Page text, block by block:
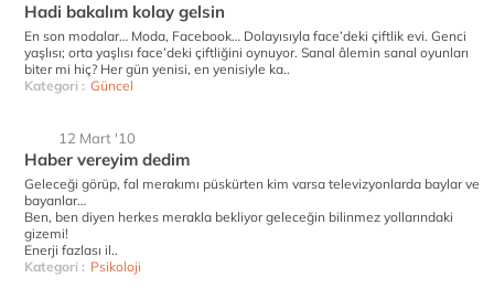
Hadi bakalım kolay gelsin
En son modalar… Moda, Facebook… Dolayısıyla face’deki çiftlik evi. Genci
yaşlısı; orta yaşlısı face’deki çiftliğini oynuyor. Sanal âlemin sanal oyunları
biter mi hiç? Her gün yenisi, en yenisiyle ka..
Kategori : Güncel
12 Mart '10
Haber vereyim dedim
Geleceği görüp, fal merakımı püskürten kim varsa televizyonlarda baylar ve
bayanlar…
Ben, ben diyen herkes merakla bekliyor geleceğin bilinmez yollarındaki
gizemi!
Enerji fazlası il..
Kategori : Psikoloji